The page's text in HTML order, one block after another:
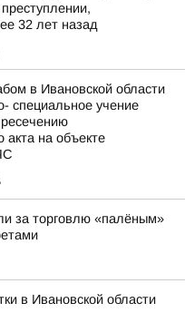
32 лет назад
в Ивановской области
специальное учение
акта на объекте
за торговлю «палёным»
в Ивановской области